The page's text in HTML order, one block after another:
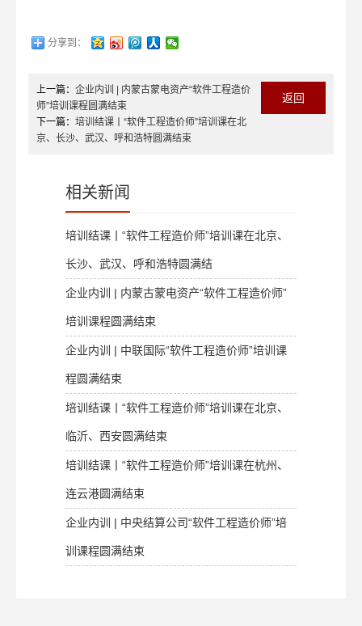
分享到：
上一篇： 企业内训 | 内蒙古蒙电资产“软件工程造价
师”培训课程圆满结束
下一篇： 培训结课丨“软件工程造价师”培训课在北
京、长沙、武汉、呼和浩特圆满结束
返回
相关新闻
培训结课丨“软件工程造价师”培训课在北京、
长沙、武汉、呼和浩特圆满结
企业内训 | 内蒙古蒙电资产“软件工程造价师”
培训课程圆满结束
企业内训 | 中联国际“软件工程造价师”培训课
程圆满结束
培训结课丨“软件工程造价师”培训课在北京、
临沂、西安圆满结束
培训结课丨“软件工程造价师”培训课在杭州、
连云港圆满结束
企业内训 | 中央结算公司“软件工程造价师”培
训课程圆满结束